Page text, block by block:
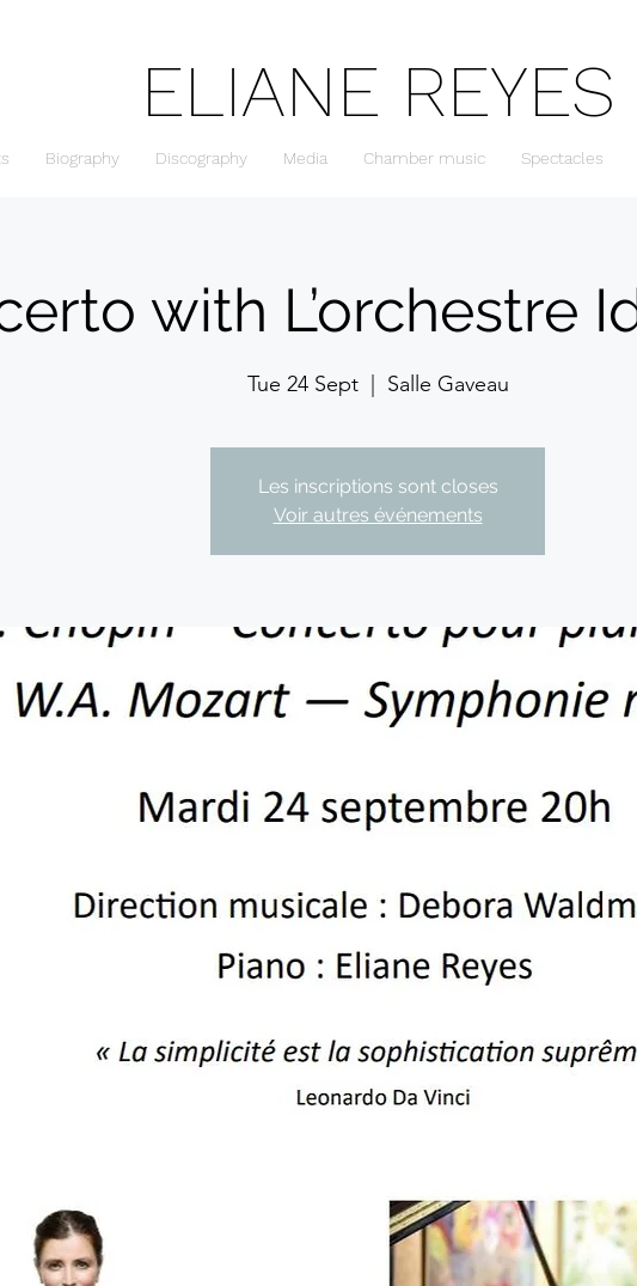
ELIANE REYES
Biography Discography Media Chamber music Spectacles
with L’orchestre
Tue 24 Sept
  |
Salle Gaveau
Les inscriptions sont closes
Voir autres événements